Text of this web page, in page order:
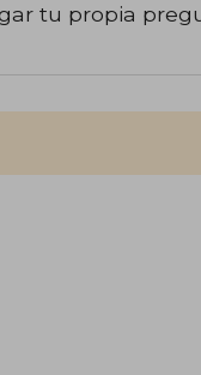
tu propia